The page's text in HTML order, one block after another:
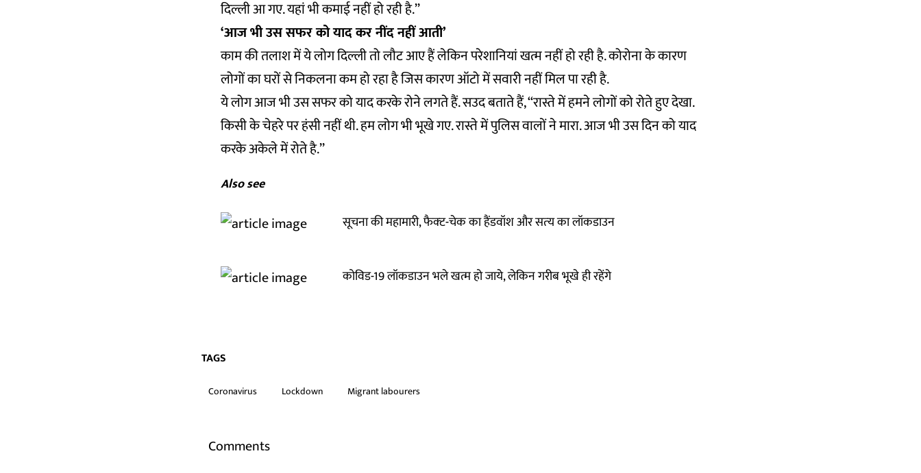
दिल्ली आ गए. यहां भी कमाई नहीं हो रही है.’’
‘आज भी उस सफर को याद कर नींद नहीं आती’
काम की तलाश में ये लोग दिल्ली तो लौट आए हैं लेकिन परेशानियां खत्म नहीं हो रही है. कोरोना के कारण
लोगों का घरों से निकलना कम हो रहा है जिस कारण ऑटो में सवारी नहीं मिल पा रही है.
ये लोग आज भी उस सफर को याद करके रोने लगते हैं. सउद बताते हैं, ‘‘रास्ते में हमने लोगों को रोते हुए देखा.
किसी के चेहरे पर हंसी नहीं थी. हम लोग भी भूखे गए. रास्ते में पुलिस वालों ने मारा. आज भी उस दिन को याद
करके अकेले में रोते है.’’
Also see
सूचना की महामारी, फैक्‍ट-चेक का हैंडवॉश और सत्‍य का लॉकडाउन
कोविड-19 लॉकडाउन भले खत्म हो जाये, लेकिन गरीब भूखे ही रहेंगे
TAGS
Coronavirus Lockdown Migrant labourers
Comments